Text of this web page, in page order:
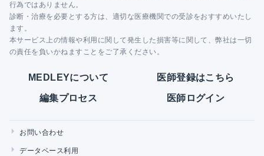
行為ではありません。
診断・治療を必要とする方は、適切な医療機関での受診をおすすめいたし
ます。
本サービス上の情報や利用に関して発生した損害等に関して、弊社は一切
の責任を負いかねますことをご了承ください。
MEDLEYについて 医師登録はこちら
編集プロセス 医師ログイン
お問い合わせ
データベース利用